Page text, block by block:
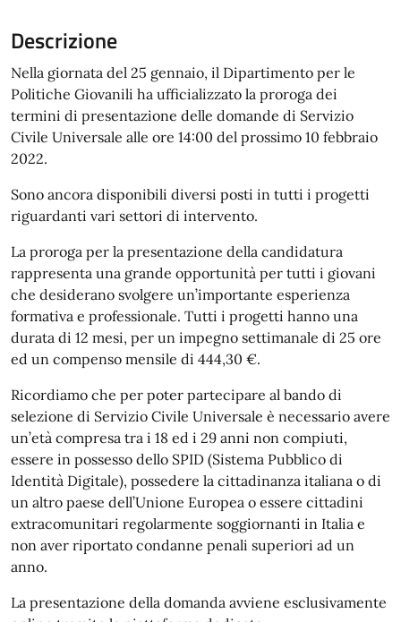
Descrizione
Nella giornata del 25 gennaio, il Dipartimento per le
Politiche Giovanili ha ufficializzato la proroga dei
termini di presentazione delle domande di Servizio
Civile Universale alle ore 14:00 del prossimo 10 febbraio
2022.
Sono ancora disponibili diversi posti in tutti i progetti
riguardanti vari settori di intervento.
La proroga per la presentazione della candidatura
rappresenta una grande opportunità per tutti i giovani
che desiderano svolgere un’importante esperienza
formativa e professionale. Tutti i progetti hanno una
durata di 12 mesi, per un impegno settimanale di 25 ore
ed un compenso mensile di 444,30 €.
Ricordiamo che per poter partecipare al bando di
selezione di Servizio Civile Universale è necessario avere
un’età compresa tra i 18 ed i 29 anni non compiuti,
essere in possesso dello SPID (Sistema Pubblico di
Identità Digitale), possedere la cittadinanza italiana o di
un altro paese dell’Unione Europea o essere cittadini
extracomunitari regolarmente soggiornanti in Italia e
non aver riportato condanne penali superiori ad un
anno.
La presentazione della domanda avviene esclusivamente